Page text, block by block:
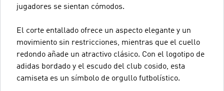
jugadores se sientan cómodos.
El corte entallado ofrece un aspecto elegante y un
movimiento sin restricciones, mientras que el cuello
redondo añade un atractivo clásico. Con el logotipo de
adidas bordado y el escudo del club cosido, esta
camiseta es un símbolo de orgullo futbolístico.